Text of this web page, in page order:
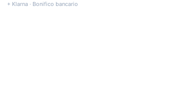
+ Klarna · Bonifico bancario